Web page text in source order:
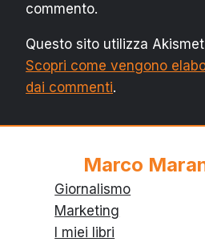
commento.
Questo sito utilizza
Scopri come vengono
dai commenti.
Marco
Giornalismo
Marketing
I miei libri